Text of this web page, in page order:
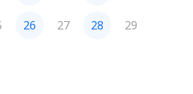
26 27 28 29